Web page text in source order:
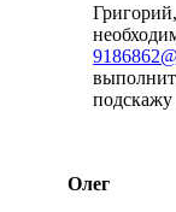
Олег